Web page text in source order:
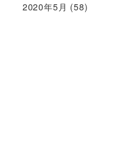
2020年5月 (58)